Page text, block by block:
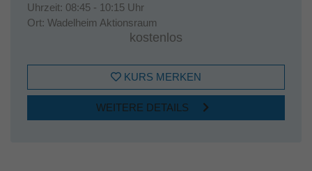
Uhrzeit: 08:45 - 10:15 Uhr
Ort: Wadelheim Aktionsraum
kostenlos
KURS MERKEN
WEITERE DETAILS